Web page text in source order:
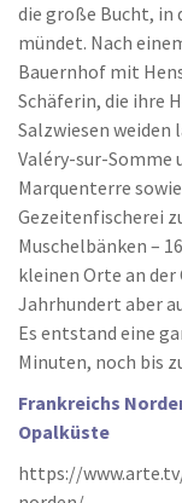
die große Bucht, in
mündet. Nach
Bauernhof mit
Schäferin, die ihre
Salzwiesen weiden
Valéry-sur-Somme
Marquenterre
Gezeitenfischerei
Muschelbänken –
kleinen Orte an der
Jahrhundert aber
Es entstand eine
Minuten, noch bis
Frankreichs
Opalküste
https://